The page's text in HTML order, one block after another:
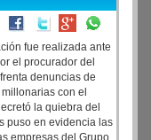
fue realizada ante
el procurador del
denuncias de
con el
la quiebra del
puso en evidencia las
empresas del Grupo